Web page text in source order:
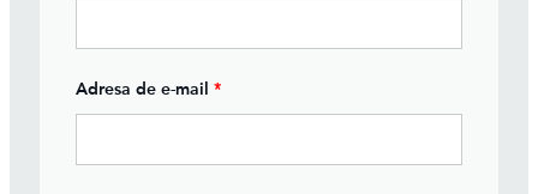
Adresa de e-mail *